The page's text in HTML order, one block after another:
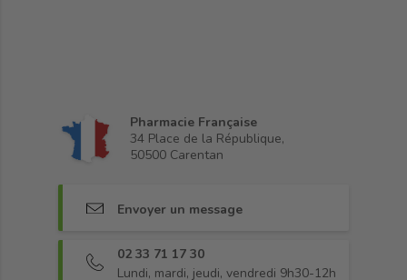
Pharmacie Française
34 Place de la République,
50500 Carentan
Envoyer un message
02 33 71 17 30
Lundi, mardi, jeudi, vendredi 9h30-12h